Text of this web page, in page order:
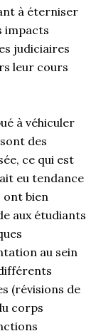
à éterniser
impacts
judiciaires
leur cours
à véhiculer
des
ce qui est
eu tendance
ont bien
aux étudiants
au sein
(révisions de
corps